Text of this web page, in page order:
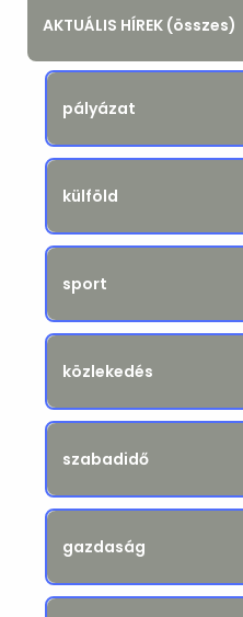
AKTUÁLIS HÍREK (összes)
pályázat
külföld
sport
közlekedés
szabadidő
gazdaság